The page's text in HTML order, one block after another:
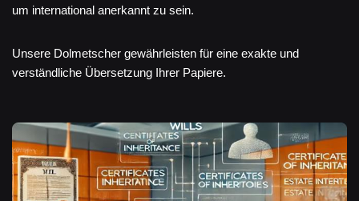
um international anerkannt zu sein.
Unsere Dolmetscher gewährleisten für eine exakte und
verständliche Übersetzung Ihrer Papiere.